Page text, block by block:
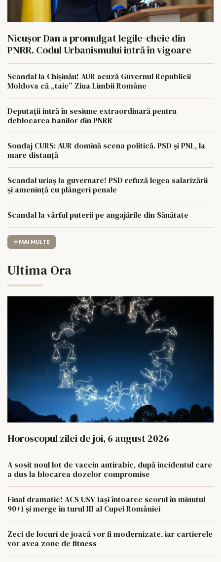
Nicușor Dan a promulgat legile-cheie din
PNRR. Codul Urbanismului intră în vigoare
Scandal la Chișinău! AUR acuză Guvernul Republicii
Moldova că „taie” Ziua Limbii Române
Deputații intră în sesiune extraordinară pentru
deblocarea banilor din PNRR
Sondaj CURS: AUR domină scena politică. PSD și PNL, la
mare distanță
Scandal uriaș la guvernare! PSD refuză legea salarizării
și amenință cu plângeri penale
Scandal la vârful puterii pe angajările din Sănătate
MAI MULTE
Ultima Ora
Horoscopul zilei de joi, 6 august 2026
A sosit noul lot de vaccin antirabic, după incidentul care
a dus la blocarea dozelor compromise
Final dramatic! ACS USV Iași întoarce scorul în minutul
90+1 și merge în turul III al Cupei României
Zeci de locuri de joacă vor fi modernizate, iar cartierele
vor avea zone de fitness